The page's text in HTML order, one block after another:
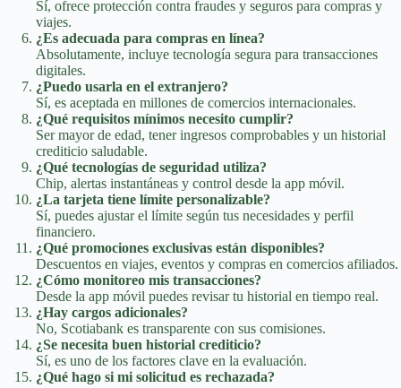
Sí, ofrece protección contra fraudes y seguros para compras y
viajes.
¿Es adecuada para compras en línea?
Absolutamente, incluye tecnología segura para transacciones
digitales.
¿Puedo usarla en el extranjero?
Sí, es aceptada en millones de comercios internacionales.
¿Qué requisitos mínimos necesito cumplir?
Ser mayor de edad, tener ingresos comprobables y un historial
crediticio saludable.
¿Qué tecnologías de seguridad utiliza?
Chip, alertas instantáneas y control desde la app móvil.
¿La tarjeta tiene límite personalizable?
Sí, puedes ajustar el límite según tus necesidades y perfil
financiero.
¿Qué promociones exclusivas están disponibles?
Descuentos en viajes, eventos y compras en comercios afiliados.
¿Cómo monitoreo mis transacciones?
Desde la app móvil puedes revisar tu historial en tiempo real.
¿Hay cargos adicionales?
No, Scotiabank es transparente con sus comisiones.
¿Se necesita buen historial crediticio?
Sí, es uno de los factores clave en la evaluación.
¿Qué hago si mi solicitud es rechazada?